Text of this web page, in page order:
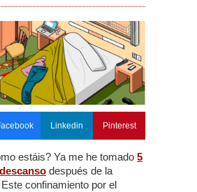
Linkedin Pinterest
estáis? Ya me he tomado 5
después de la
confinamiento por el